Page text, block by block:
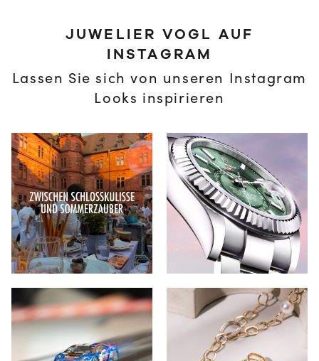
JUWELIER VOGL AUF
INSTAGRAM
Lassen Sie sich von unseren Instagram
Looks inspirieren